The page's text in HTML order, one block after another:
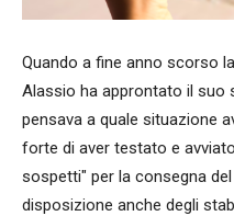
Quando a fine anno scorso
Alassio ha approntato il suo
pensava a quale situazione
forte di aver testato e
sospetti" per la consegna
disposizione anche degli